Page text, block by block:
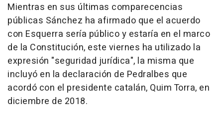
Mientras en sus últimas comparecencias
públicas Sánchez ha afirmado que el acuerdo
con Esquerra sería público y estaría en el marco
de la Constitución, este viernes ha utilizado la
expresión "seguridad jurídica", la misma que
incluyó en la declaración de Pedralbes que
acordó con el presidente catalán, Quim Torra, en
diciembre de 2018.